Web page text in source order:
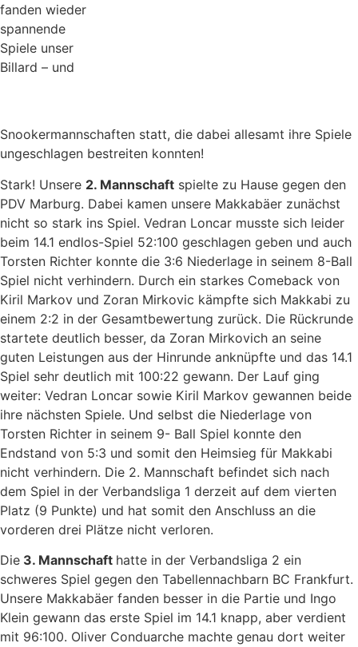
fanden wieder
spannende
Spiele unser
Billard – und
Snookermannschaften statt, die dabei allesamt ihre Spiele
ungeschlagen bestreiten konnten!
Stark! Unsere 2. Mannschaft spielte zu Hause gegen den
PDV Marburg. Dabei kamen unsere Makkabäer zunächst
nicht so stark ins Spiel. Vedran Loncar musste sich leider
beim 14.1 endlos-Spiel 52:100 geschlagen geben und auch
Torsten Richter konnte die 3:6 Niederlage in seinem 8-Ball
Spiel nicht verhindern. Durch ein starkes Comeback von
Kiril Markov und Zoran Mirkovic kämpfte sich Makkabi zu
einem 2:2 in der Gesamtbewertung zurück. Die Rückrunde
startete deutlich besser, da Zoran Mirkovich an seine
guten Leistungen aus der Hinrunde anknüpfte und das 14.1
Spiel sehr deutlich mit 100:22 gewann. Der Lauf ging
weiter: Vedran Loncar sowie Kiril Markov gewannen beide
ihre nächsten Spiele. Und selbst die Niederlage von
Torsten Richter in seinem 9- Ball Spiel konnte den
Endstand von 5:3 und somit den Heimsieg für Makkabi
nicht verhindern. Die 2. Mannschaft befindet sich nach
dem Spiel in der Verbandsliga 1 derzeit auf dem vierten
Platz (9 Punkte) und hat somit den Anschluss an die
vorderen drei Plätze nicht verloren.
Die 3. Mannschaft hatte in der Verbandsliga 2 ein
schweres Spiel gegen den Tabellennachbarn BC Frankfurt.
Unsere Makkabäer fanden besser in die Partie und Ingo
Klein gewann das erste Spiel im 14.1 knapp, aber verdient
mit 96:100. Oliver Conduarche machte genau dort weiter